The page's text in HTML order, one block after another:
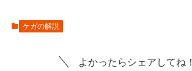
ケガの解説
よかったらシェアしてね！